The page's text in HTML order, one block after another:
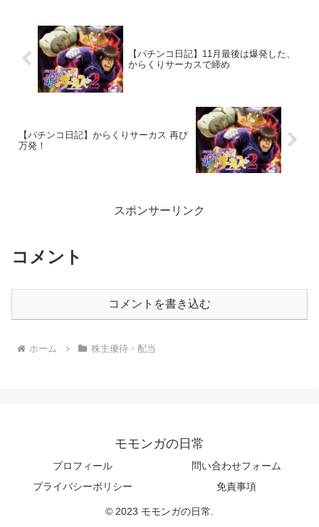
【パチンコ日記】11月最後は爆発した、
からくりサーカスで締め
【パチンコ日記】からくりサーカス 再び
万発！
スポンサーリンク
コメント
コメントを書き込む
ホーム 株主優待・配当
モモンガの日常
プロフィール
問い合わせフォーム
プライバシーポリシー
免責事項
© 2023 モモンガの日常.